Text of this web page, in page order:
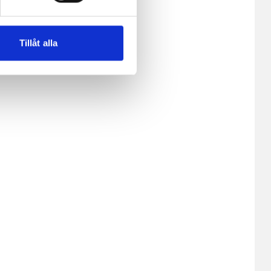
information från din enhet
tjänster.
Tillåt alla